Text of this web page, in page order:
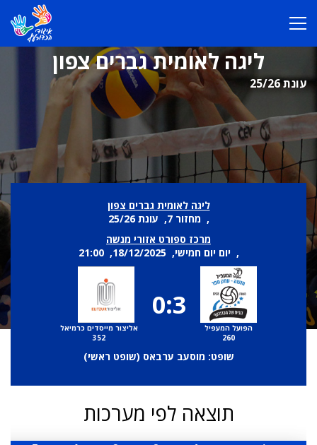
ליגה לאומית גברים צפון
עונת 25/26
ליגה לאומית גברים צפון
, מחזור 7, עונת 25/26
מרכז ספורט אזורי מנשה
, יום יום חמישי, 18/12/2025, 21:00
הפועל המעפיל
260
0:3
אליצור מייסדים כרמיאל
352
שופט: מוסעב ערבאס (שופט ראשי)
תוצאה לפי מערכות